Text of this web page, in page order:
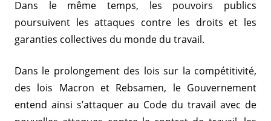
Dans le même temps, les pouvoirs publics
poursuivent les attaques contre les droits et les
garanties collectives du monde du travail.
Dans le prolongement des lois sur la compétitivité,
des lois Macron et Rebsamen, le Gouvernement
entend ainsi s’attaquer au Code du travail avec de